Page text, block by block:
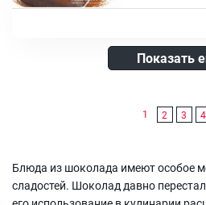
Крахмал кукурузный
Шоколадный террин невероятно
десерт. Готовится просто, есть
Классический террин имеет форму
лакомство напоминает нежнейший
тающее во рту. Шоколад чаще
Яйцо куриное, Тёмный шоколад, Сливки
Показать
1 2 3 4
Блюда из шоколада имеют особое
сладостей. Шоколад давно